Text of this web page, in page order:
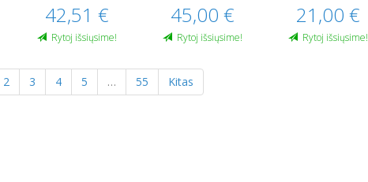
42,51 €
Rytoj išsiųsime!
45,00 €
Rytoj išsiųsime!
21,00 €
Rytoj išsiųsime!
2 3 4 5 … 55 Kitas